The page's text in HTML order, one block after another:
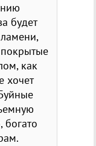
будет
как
хочет
богато